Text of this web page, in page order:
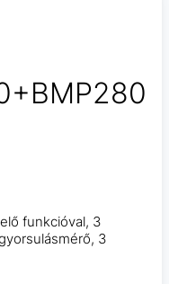
funkcióval, 3
3